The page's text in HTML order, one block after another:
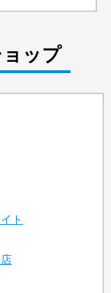
ップ
ト